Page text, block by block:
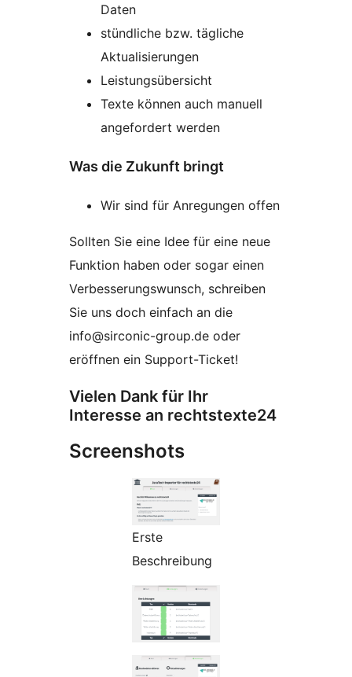
Daten
stündliche bzw. tägliche
Aktualisierungen
Leistungsübersicht
Texte können auch manuell
angefordert werden
Was die Zukunft bringt
Wir sind für Anregungen offen
Sollten Sie eine Idee für eine neue
Funktion haben oder sogar einen
Verbesserungswunsch, schreiben
Sie uns doch einfach an die
info@sirconic-group.de oder
eröffnen ein Support-Ticket!
Vielen Dank für Ihr
Interesse an rechtstexte24
Screenshots
Erste
Beschreibung